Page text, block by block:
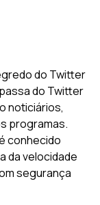
do Twitter
do Twitter
noticiários,
programas.
conhecido
da velocidade
segurança